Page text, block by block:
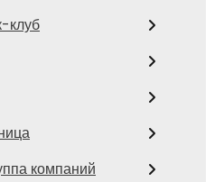
клуб
компаний